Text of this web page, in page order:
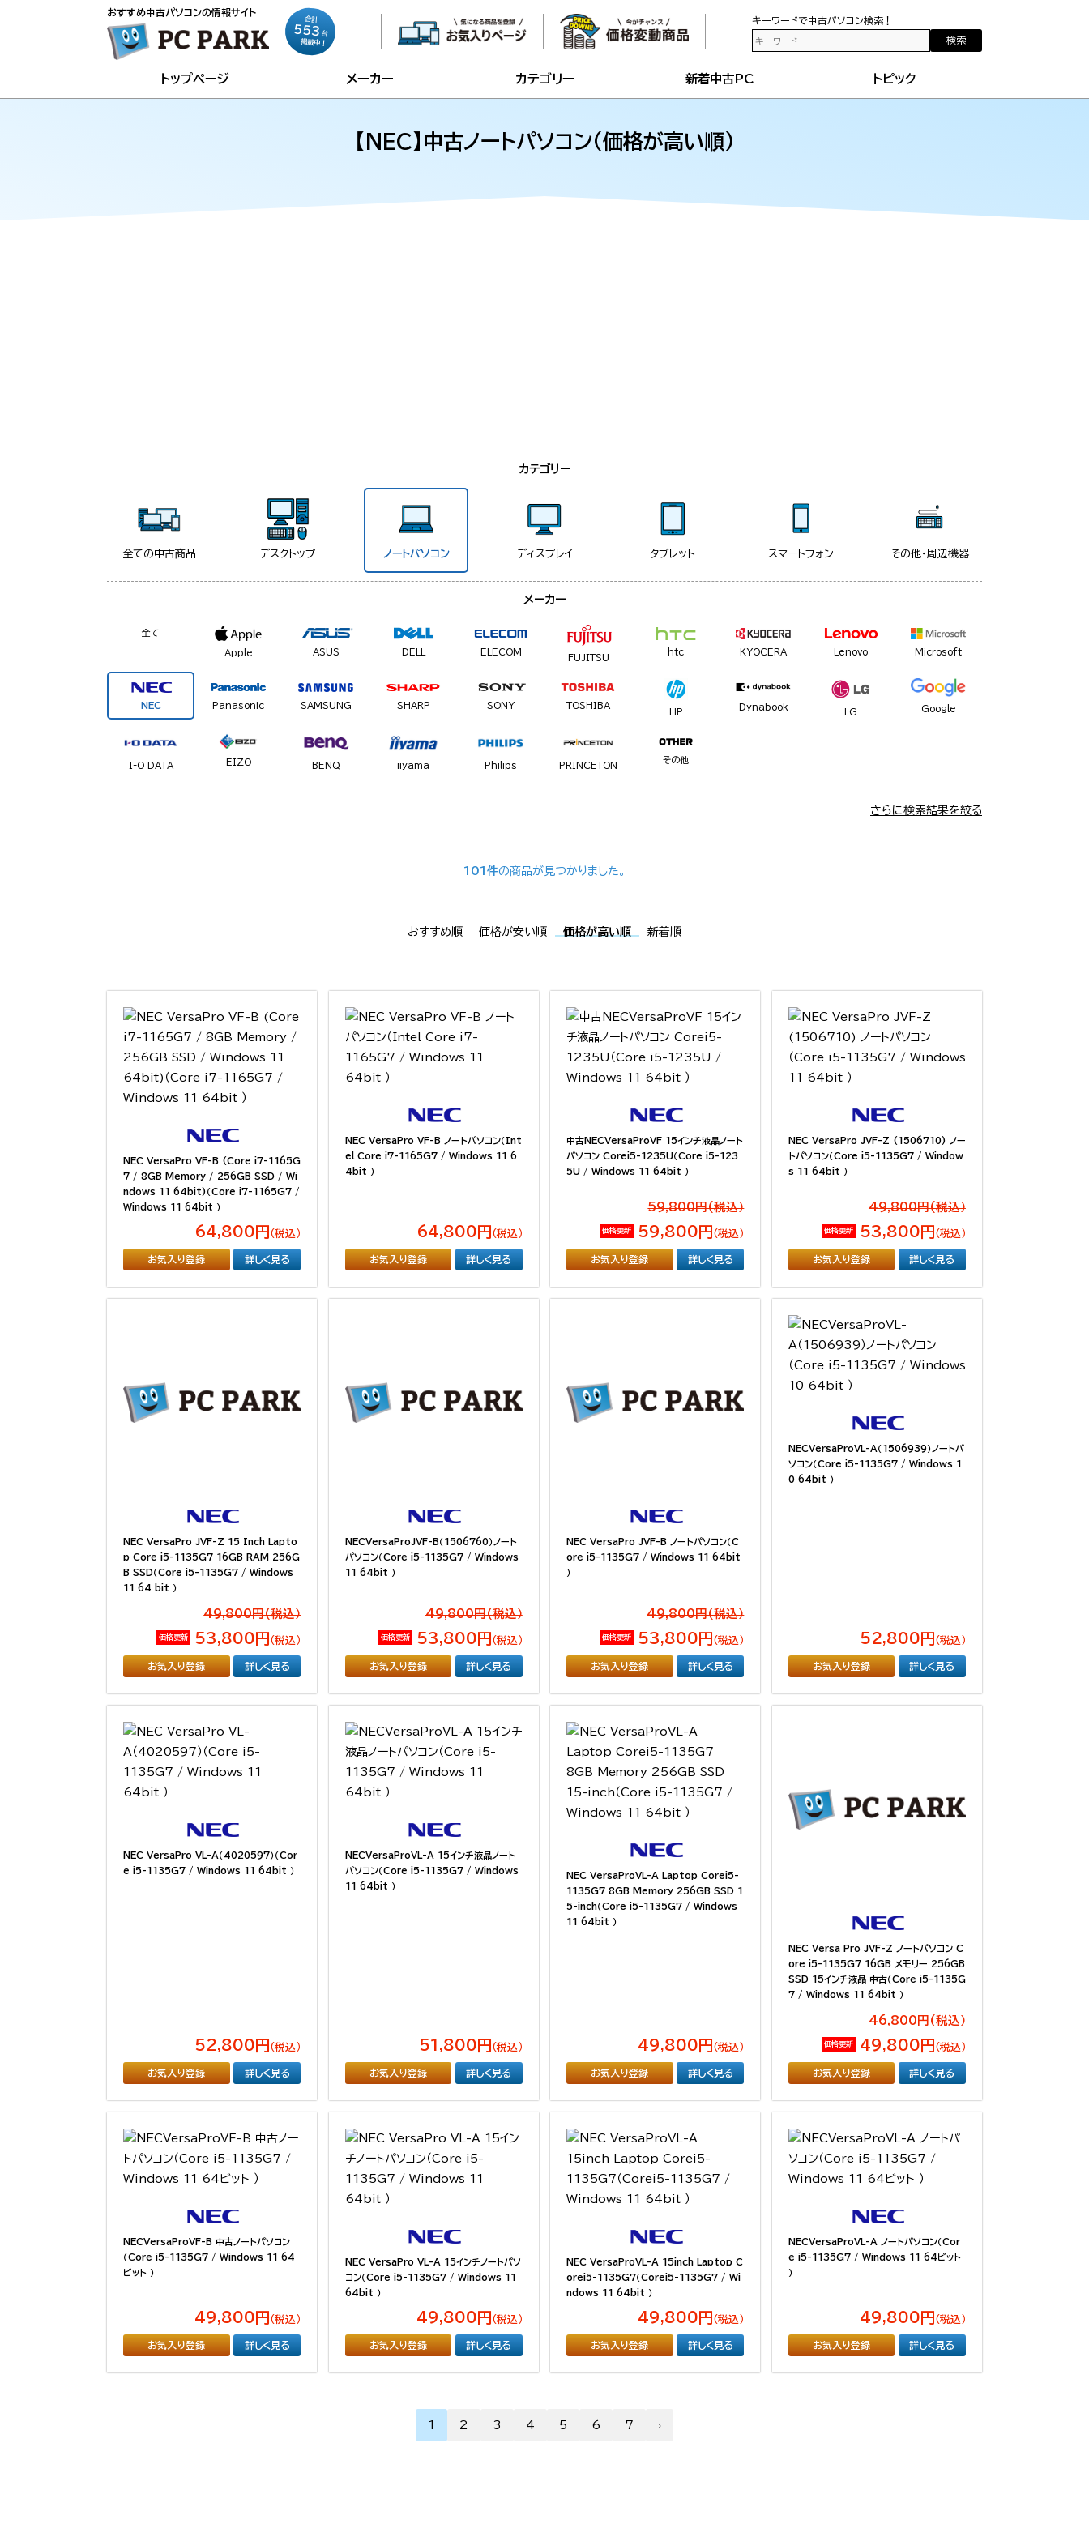
おすすめ中古パソコンの情報サイト
合計
553 台
掲載中！
キーワードで中古パソコン検索！
検索
トップページ メーカー カテゴリー 新着中古PC トピック
【NEC】中古ノートパソコン（価格が高い順）
カテゴリー
全ての中古商品 デスクトップ ノートパソコン ディスプレイ タブレット スマートフォン その他・周辺機器
メーカー
全て
Apple ASUS DELL ELECOM
FUJITSU
htc KYOCERA Lenovo Microsoft
NEC Panasonic SAMSUNG SHARP SONY TOSHIBA
HP
Dynabook
LG Google
I-O DATA EIZO BENQ iiyama Philips PRINCETON
その他
さらに検索結果を絞る
101件の商品が見つかりました。
おすすめ順 価格が安い順 価格が高い順 新着順
NEC VersaPro VF-B (Core i7-1165G
7 / 8GB Memory / 256GB SSD / Wi
ndows 11 64bit)（Core i7-1165G7 /
Windows 11 64bit ）
64,800円 （税込）
お気入り登録 詳しく見る
NEC VersaPro VF-B ノートパソコン（Int
el Core i7-1165G7 / Windows 11 6
4bit ）
64,800円 （税込）
お気入り登録 詳しく見る
中古NECVersaProVF 15インチ液晶ノート
パソコン Corei5-1235U（Core i5-123
5U / Windows 11 64bit ）
59,800円(税込）
価格更新 59,800円 （税込）
お気入り登録 詳しく見る
NEC VersaPro JVF-Z (1506710) ノー
トパソコン（Core i5-1135G7 / Window
s 11 64bit ）
49,800円(税込）
価格更新 53,800円 （税込）
お気入り登録 詳しく見る
NEC VersaPro JVF-Z 15 Inch Lapto
p Core i5-1135G7 16GB RAM 256G
B SSD（Core i5-1135G7 / Windows
11 64 bit ）
49,800円(税込）
価格更新 53,800円 （税込）
お気入り登録 詳しく見る
NECVersaProJVF-B（1506760）ノート
パソコン（Core i5-1135G7 / Windows
11 64bit ）
49,800円(税込）
価格更新 53,800円 （税込）
お気入り登録 詳しく見る
NEC VersaPro JVF-B ノートパソコン（C
ore i5-1135G7 / Windows 11 64bit
）
49,800円(税込）
価格更新 53,800円 （税込）
お気入り登録 詳しく見る
NECVersaProVL-A（1506939）ノートパ
ソコン（Core i5-1135G7 / Windows 1
0 64bit ）
52,800円 （税込）
お気入り登録 詳しく見る
NEC VersaPro VL-A（4020597）（Cor
e i5-1135G7 / Windows 11 64bit ）
52,800円 （税込）
お気入り登録 詳しく見る
NECVersaProVL-A 15インチ液晶ノート
パソコン（Core i5-1135G7 / Windows
11 64bit ）
51,800円 （税込）
お気入り登録 詳しく見る
NEC VersaProVL-A Laptop Corei5-
1135G7 8GB Memory 256GB SSD 1
5-inch（Core i5-1135G7 / Windows
11 64bit ）
49,800円 （税込）
お気入り登録 詳しく見る
NEC Versa Pro JVF-Z ノートパソコン C
ore i5-1135G7 16GB メモリー 256GB
SSD 15インチ液晶 中古（Core i5-1135G
7 / Windows 11 64bit ）
46,800円(税込）
価格更新 49,800円 （税込）
お気入り登録 詳しく見る
NECVersaProVF-B 中古ノートパソコン
（Core i5-1135G7 / Windows 11 64
ビット ）
49,800円 （税込）
お気入り登録 詳しく見る
NEC VersaPro VL-A 15インチノートパソ
コン（Core i5-1135G7 / Windows 11
64bit ）
49,800円 （税込）
お気入り登録 詳しく見る
NEC VersaProVL-A 15inch Laptop C
orei5-1135G7（Corei5-1135G7 / Wi
ndows 11 64bit ）
49,800円 （税込）
お気入り登録 詳しく見る
NECVersaProVL-A ノートパソコン（Cor
e i5-1135G7 / Windows 11 64ビット
）
49,800円 （税込）
お気入り登録 詳しく見る
1 2 3 4 5 6 7 ›